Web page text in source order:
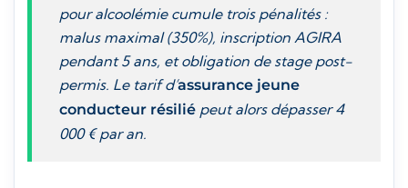
pour alcoolémie cumule trois pénalités :
malus maximal (350%), inscription AGIRA
pendant 5 ans, et obligation de stage post-
permis. Le tarif d’assurance jeune
conducteur résilié peut alors dépasser 4
000 € par an.